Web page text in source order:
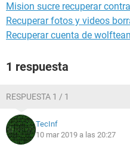
Mision sucre recuperar
Recuperar fotos y videos
Recuperar cuenta de
1 respuesta
RESPUESTA 1 / 1
TecInf
10 mar 2019 a las 20:27